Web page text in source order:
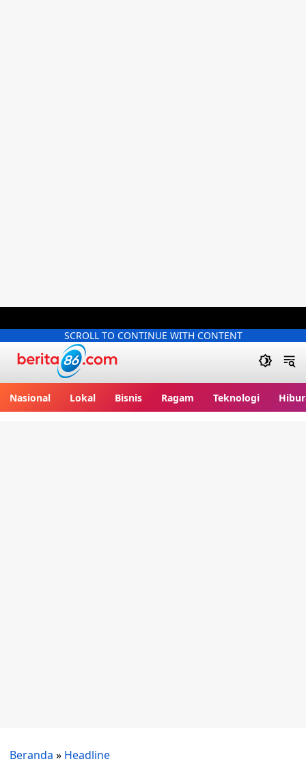
SCROLL TO CONTINUE WITH CONTENT
Nasional Lokal Bisnis Ragam Teknologi
Beranda » Headline